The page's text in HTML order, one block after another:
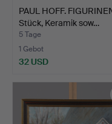
PAUL HOFF.
Stück, Keramik sow…
5 Tage
1 Gebot
32 USD